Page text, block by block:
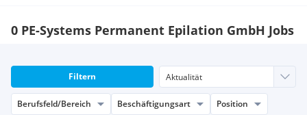
0 PE-Systems Permanent Epilation GmbH Jobs
Filtern
Berufsfeld/Bereich Beschäftigungsart Position